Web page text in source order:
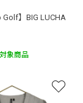
Golf】BIG LUCHA
象商品